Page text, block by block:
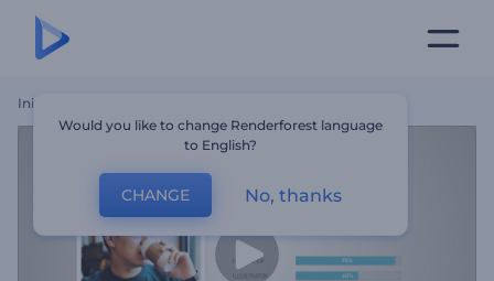
Inicio
Would you like to change Renderforest language
to English?
CHANGE No, thanks